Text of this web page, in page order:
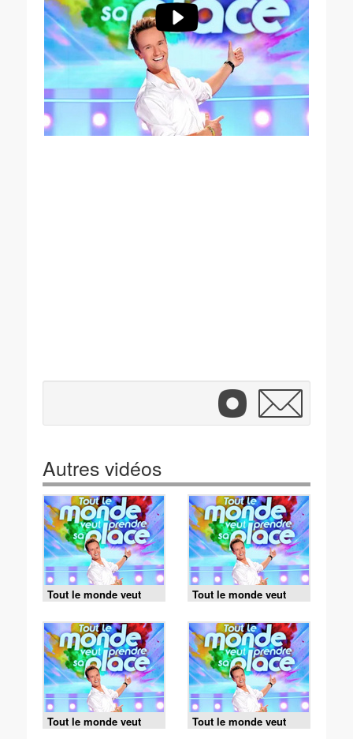
Autres vidéos
Tout le monde veut
prendre sa place -
06/08/2026
Tout le monde veut
prendre sa place -
05/08/2026
Tout le monde veut
prendre sa place -
Tout le monde veut
prendre sa place -